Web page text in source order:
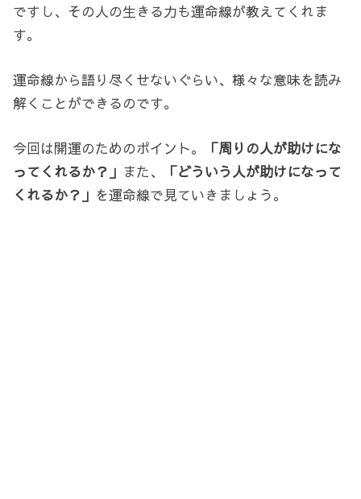
ですし、その人の生きる力も運命線が教えてくれま
す。
運命線から語り尽くせないぐらい、様々な意味を読み
解くことができるのです。
今回は開運のためのポイント。
「周りの人が助けにな
ってくれるか？」 また、
「どういう人が助けになって
くれるか？」 を運命線で見ていきましょう。